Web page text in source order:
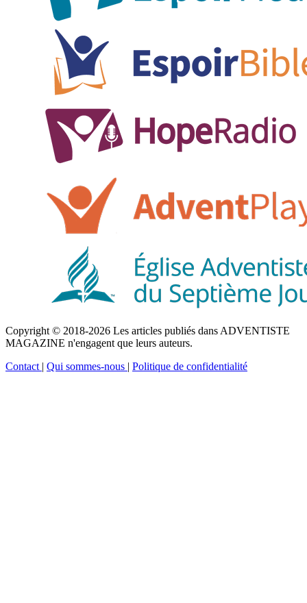
Copyright © 2018-2026 Les articles publiés dans ADVENTISTE
MAGAZINE n'engagent que leurs auteurs.
Contact | Qui sommes-nous | Politique de confidentialité